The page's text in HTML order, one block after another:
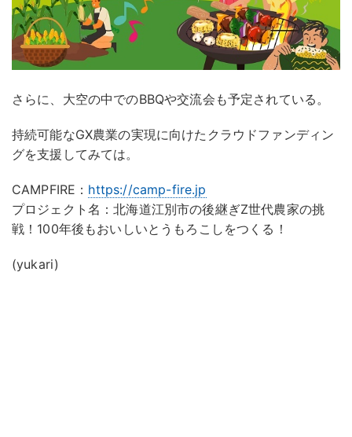
さらに、大空の中でのBBQや交流会も予定されている。
持続可能なGX農業の実現に向けたクラウドファンディン
グを支援してみては。
CAMPFIRE： https://camp-fire.jp
プロジェクト名：北海道江別市の後継ぎZ世代農家の挑
戦！100年後もおいしいとうもろこしをつくる！
(yukari)